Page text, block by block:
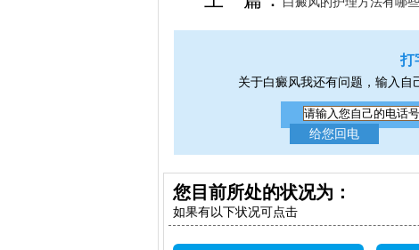
打
关于白癜风我还有问题，输入自
您目前所处的状况为：
如果有以下状况可点击